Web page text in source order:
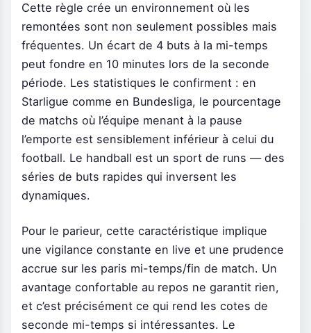
Cette règle crée un environnement où les
remontées sont non seulement possibles mais
fréquentes. Un écart de 4 buts à la mi-temps
peut fondre en 10 minutes lors de la seconde
période. Les statistiques le confirment : en
Starligue comme en Bundesliga, le pourcentage
de matchs où l’équipe menant à la pause
l’emporte est sensiblement inférieur à celui du
football. Le handball est un sport de runs — des
séries de buts rapides qui inversent les
dynamiques.
Pour le parieur, cette caractéristique implique
une vigilance constante en live et une prudence
accrue sur les paris mi-temps/fin de match. Un
avantage confortable au repos ne garantit rien,
et c’est précisément ce qui rend les cotes de
seconde mi-temps si intéressantes. Le